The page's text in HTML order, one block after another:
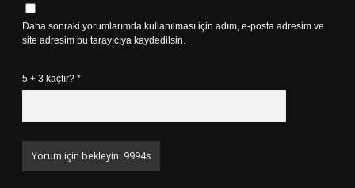
Daha sonraki yorumlarımda kullanılması için adım, e-posta adresim ve
site adresim bu tarayıcıya kaydedilsin.
5 + 3 kaçtır? *